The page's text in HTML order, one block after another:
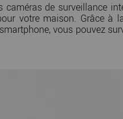
caméras de surveillance
votre maison. Grâce à
vous pouvez